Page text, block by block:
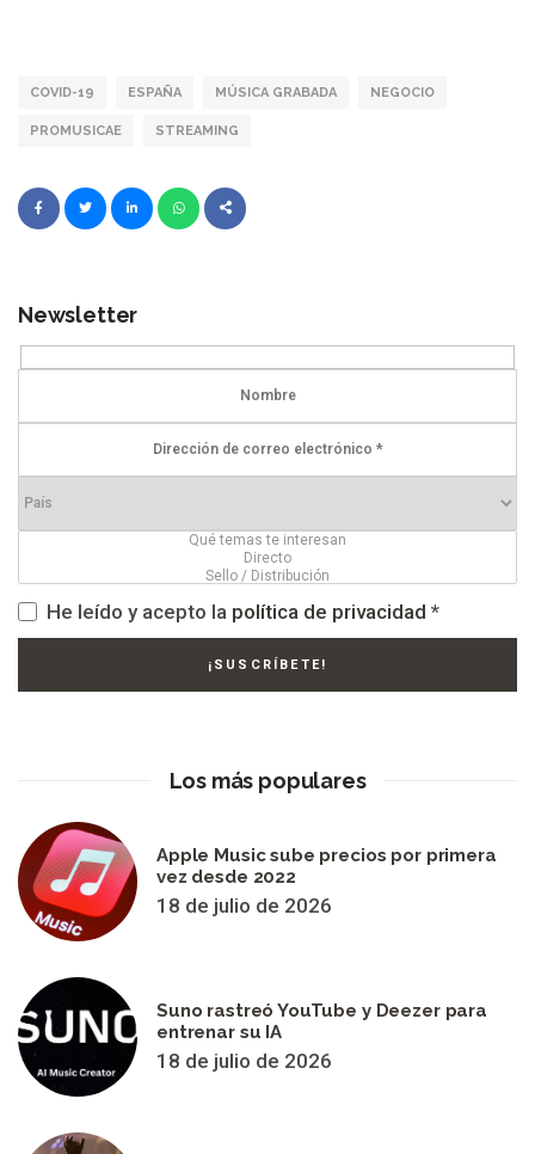
COVID-19 ESPAÑA MÚSICA GRABADA NEGOCIO
PROMUSICAE STREAMING
Newsletter
He leído y acepto la política de privacidad *
Los más populares
Apple Music sube precios por primera
vez desde 2022
18 de julio de 2026
Suno rastreó YouTube y Deezer para
entrenar su IA
18 de julio de 2026